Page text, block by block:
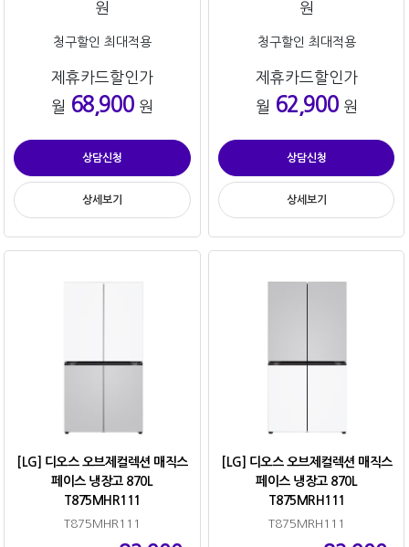
원
청구할인 최대적용
제휴카드할인가
월 68,900원
상담신청
상세보기
원
청구할인 최대적용
제휴카드할인가
월 62,900원
상담신청
상세보기
[LG] 디오스 오브제컬렉션 매직스
페이스 냉장고 870L
T875MHR111
T875MHR111
[LG] 디오스 오브제컬렉션 매직스
페이스 냉장고 870L
T875MRH111
T875MRH111